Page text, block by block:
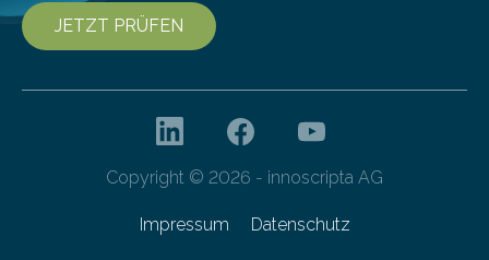
JETZT PRÜFEN
Copyright © 2026 - innoscripta AG
Impressum Datenschutz